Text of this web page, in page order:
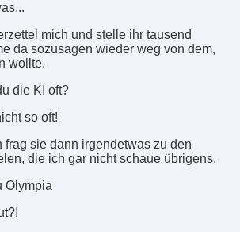
mich und stelle ihr tausend
da sozusagen wieder weg von dem,
wollte.
die KI oft?
so oft!
frag sie dann irgendetwas zu den
die ich gar nicht schaue übrigens.
Olympia